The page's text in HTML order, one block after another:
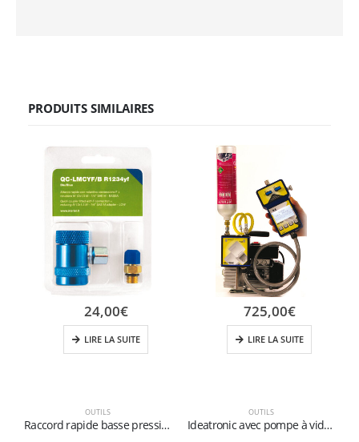
PRODUITS SIMILAIRES
OUTILS
Raccord rapide basse pression pour le gaz R1234yf (bleu)
24,00€
LIRE LA SUITE
OUTILS
Ideatronic avec pompe à vide – Système digital pour diagnositc, charge et vide
725,00€
LIRE LA SUITE